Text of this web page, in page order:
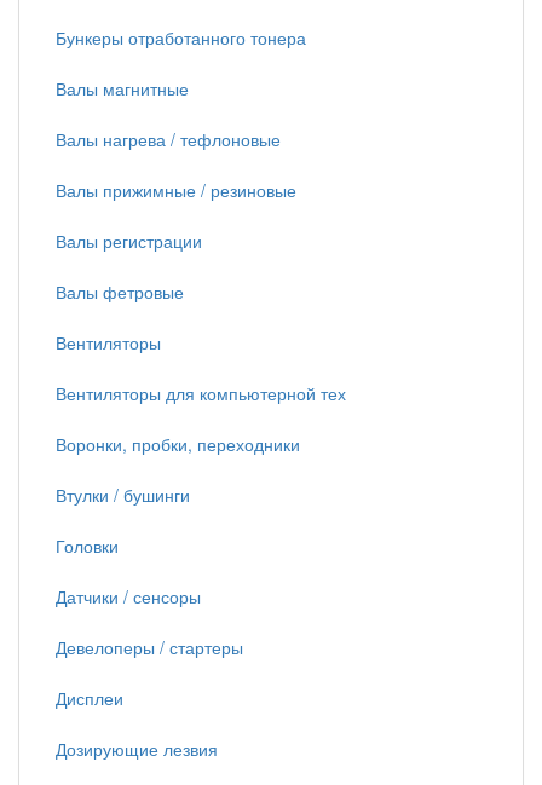
Бункеры отработанного тонера
Валы магнитные
Валы нагрева / тефлоновые
Валы прижимные / резиновые
Валы регистрации
Валы фетровые
Вентиляторы
Вентиляторы для компьютерной тех
Воронки, пробки, переходники
Втулки / бушинги
Головки
Датчики / сенсоры
Девелоперы / стартеры
Дисплеи
Дозирующие лезвия